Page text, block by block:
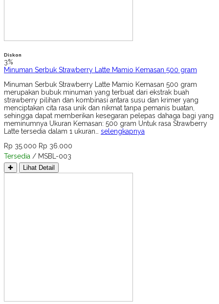
Diskon
3%
Minuman Serbuk Strawberry Latte Mamio Kemasan 500 gram
Minuman Serbuk Strawberry Latte Mamio Kemasan 500 gram
merupakan bubuk minuman yang terbuat dari ekstrak buah
strawberry pilihan dan kombinasi antara susu dan krimer yang
menciptakan cita rasa unik dan nikmat tanpa pemanis buatan,
sehingga dapat memberikan kesegaran pelepas dahaga bagi yang
meminumnya Ukuran Kemasan: 500 gram Untuk rasa Strawberry
Latte tersedia dalam 1 ukuran… selengkapnya
Rp 35.000 Rp 36.000
Tersedia / MSBL-003
✚ Lihat Detail